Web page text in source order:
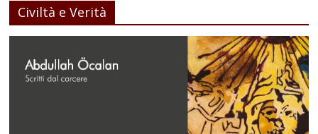
Civiltà e Verità